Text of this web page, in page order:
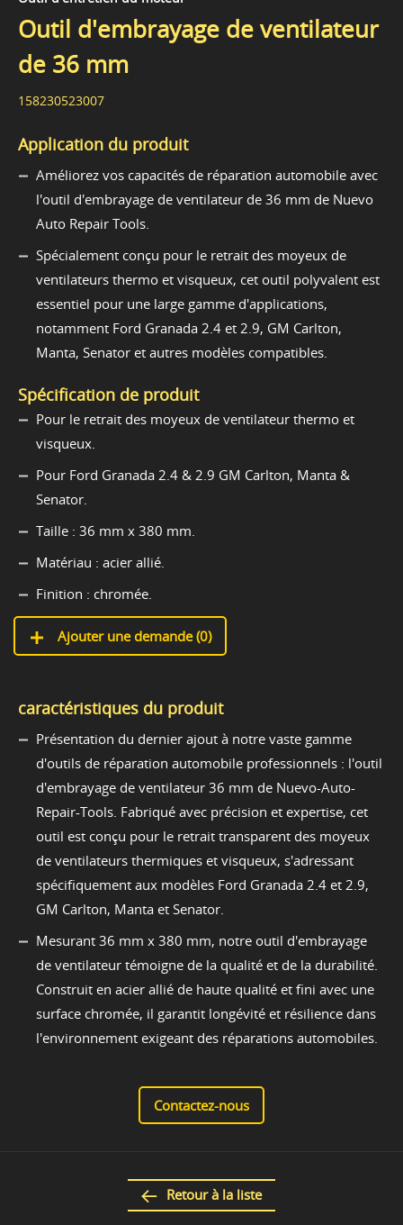
Outil d'embrayage de ventilateur
de 36 mm
158230523007
Application du produit
Améliorez vos capacités de réparation automobile avec
l'outil d'embrayage de ventilateur de 36 mm de Nuevo
Auto Repair Tools.
Spécialement conçu pour le retrait des moyeux de
ventilateurs thermo et visqueux, cet outil polyvalent est
essentiel pour une large gamme d'applications,
notamment Ford Granada 2.4 et 2.9, GM Carlton,
Manta, Senator et autres modèles compatibles.
Spécification de produit
Pour le retrait des moyeux de ventilateur thermo et
visqueux.
Pour Ford Granada 2.4 & 2.9 GM Carlton, Manta &
Senator.
Taille : 36 mm x 380 mm.
Matériau : acier allié.
Finition : chromée.
Ajouter une demande (0)
caractéristiques du produit
Présentation du dernier ajout à notre vaste gamme
d'outils de réparation automobile professionnels : l'outil
d'embrayage de ventilateur 36 mm de Nuevo-Auto-
Repair-Tools. Fabriqué avec précision et expertise, cet
outil est conçu pour le retrait transparent des moyeux
de ventilateurs thermiques et visqueux, s'adressant
spécifiquement aux modèles Ford Granada 2.4 et 2.9,
GM Carlton, Manta et Senator.
Mesurant 36 mm x 380 mm, notre outil d'embrayage
de ventilateur témoigne de la qualité et de la durabilité.
Construit en acier allié de haute qualité et fini avec une
surface chromée, il garantit longévité et résilience dans
l'environnement exigeant des réparations automobiles.
Contactez-nous
Retour à la liste